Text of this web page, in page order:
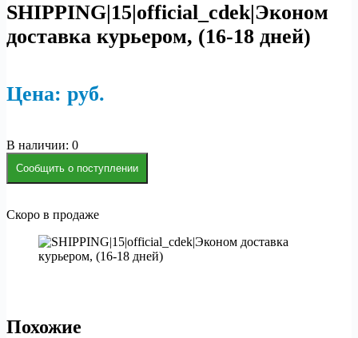
Скоро в продаже
SHIPPING|15|official_cdek|Эконом
доставка курьером, (16-18 дней)
Цена: руб.
В наличии: 0
Сообщить о поступлении
Похожие